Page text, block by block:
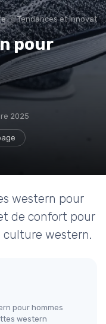
Tendances et
pour
2025
western pour
de confort pour
western.
pour hommes
western